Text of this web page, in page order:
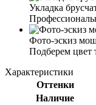
Укладка
Фото-эскиз
Подберем цвет
Характеристики
Оттенки
Наличие